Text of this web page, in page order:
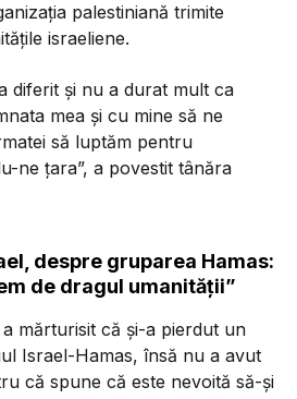
palestiniană trimite
israeliene.
diferit și nu a durat mult ca
mea și cu mine să ne
să luptăm pentru
ne țara”, a povestit tânăra
despre gruparea Hamas:
de dragul umanității”
mărturisit că și-a pierdut un
Israel-Hamas, însă nu a avut
că spune că este nevoită să-și